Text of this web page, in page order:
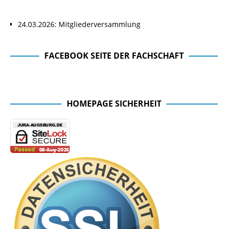
24.03.2026: Mitgliederversammlung
FACEBOOK SEITE DER FACHSCHAFT
HOMEPAGE SICHERHEIT